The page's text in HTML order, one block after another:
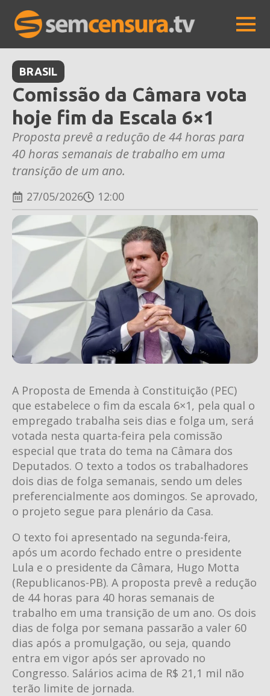
BRASIL
Comissão da Câmara vota
hoje fim da Escala 6×1
Proposta prevê a redução de 44 horas para
40 horas semanais de trabalho em uma
transição de um ano.
27/05/2026 12:00
A Proposta de Emenda à Constituição (PEC)
que estabelece o fim da escala 6×1, pela qual o
empregado trabalha seis dias e folga um, será
votada nesta quarta-feira pela comissão
especial que trata do tema na Câmara dos
Deputados. O texto a todos os trabalhadores
dois dias de folga semanais, sendo um deles
preferencialmente aos domingos. Se aprovado,
o projeto segue para plenário da Casa.
O texto foi apresentado na segunda-feira,
após um acordo fechado entre o presidente
Lula e o presidente da Câmara, Hugo Motta
(Republicanos-PB). A proposta prevê a redução
de 44 horas para 40 horas semanais de
trabalho em uma transição de um ano. Os dois
dias de folga por semana passarão a valer 60
dias após a promulgação, ou seja, quando
entra em vigor após ser aprovado no
Congresso. Salários acima de R$ 21,1 mil não
terão limite de jornada.